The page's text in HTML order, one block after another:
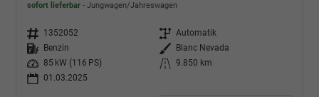
sofort lieferbar Jungwagen/Jahreswagen
Fahrzeugnr. 1352052 Getriebe Automatik
Kraftstoff
Benzin Außenfarbe
Blanc Nevada
Leistung
85 kW (116 PS) Kilometerstand
9.850 km
01.03.2025